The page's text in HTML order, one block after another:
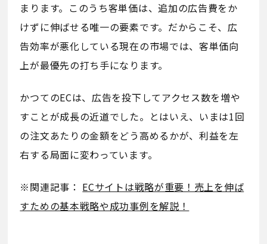
まります。このうち客単価は、追加の広告費をか
けずに伸ばせる唯一の要素です。だからこそ、広
告効率が悪化している現在の市場では、客単価向
上が最優先の打ち手になります。
かつてのECは、広告を投下してアクセス数を増や
すことが成長の近道でした。とはいえ、いまは1回
の注文あたりの金額をどう高めるかが、利益を左
右する局面に変わっています。
※関連記事： ECサイトは戦略が重要！売上を伸ば
すための基本戦略や成功事例を解説！